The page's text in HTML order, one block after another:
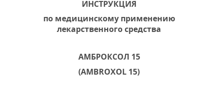
ИНСТРУКЦИЯ
по медицинскому применению
лекарственного средства
АМБРОКСОЛ 15
(AMBROXOL 15)